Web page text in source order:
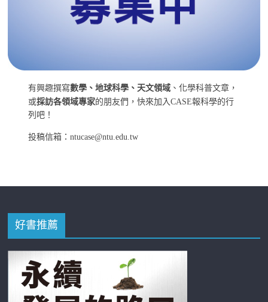
有興趣撰寫數學、地球科學、天文領域 、化學科普文章，
或採訪各領域專家的朋友們，快來加入CASE報科學的行
列吧！
投稿信箱：ntucase@ntu.edu.tw
好書推薦